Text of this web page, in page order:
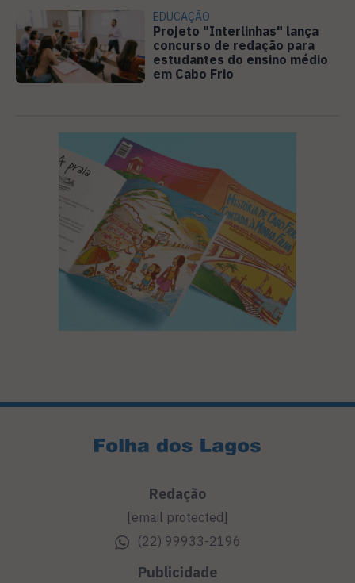
EDUCAÇÃO
Projeto "Interlinhas" lança
concurso de redação para
estudantes do ensino médio
em Cabo Frio
Redação
[email protected]
(22) 99933-2196
Publicidade